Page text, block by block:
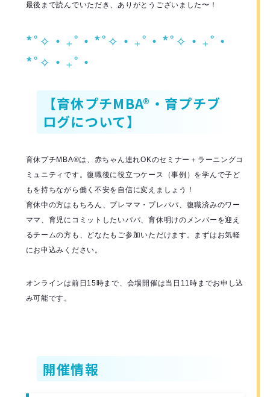
最後まで読んでいただき、ありがとうございました〜！
*˚✧︎‧₊˚‧*˚✧︎‧₊˚‧*˚✧︎‧₊˚‧
*˚✧︎‧₊˚‧
【育休プチMBA®・育プチブ
ログについて】
育休プチMBA®️は、赤ちゃん連れOKのセミナー＋ラーニングコ
ミュニティです。復職後に役立つケース（事例）を学んで子ど
もを持ちながら働く不安を自信に変えましょう！
育休中の方はもちろん、プレママ・プレパパ、復職済みのワー
ママ、育児にコミットしたいパパ、育休明けのメンバーを迎え
るチームの方も、どなたもご参加いただけます。まずはお気軽
にお申込みください。
オンラインは前日15時まで、会場開催は当日11時までお申し込
み可能です。
開催情報